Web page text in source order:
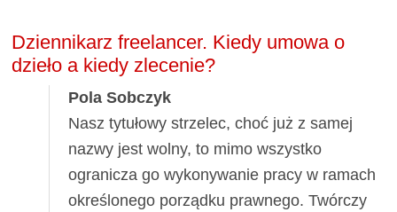
Dziennikarz freelancer. Kiedy umowa o
dzieło a kiedy zlecenie?
Pola Sobczyk
Nasz tytułowy strzelec, choć już z samej
nazwy jest wolny, to mimo wszystko
ogranicza go wykonywanie pracy w ramach
określonego porządku prawnego. Twórczy